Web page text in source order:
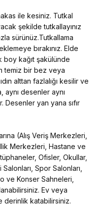
ile kesiniz. Tutkal
şekilde tutkallayınız
sürünüz.Tutkallama
bırakınız. Elde
kağıt şakülünde
temiz bir bez veya
alttan fazlalığı kesilir ve
aynı desenler aynı
Desenler yan yana sıfır
(Alış Veriş Merkezleri,
Merkezleri, Hastane ve
Ofisler, Okullar,
Spor Salonları,
ve Konser Sahneleri,
Ev veya
derinlik katabilirsiniz.